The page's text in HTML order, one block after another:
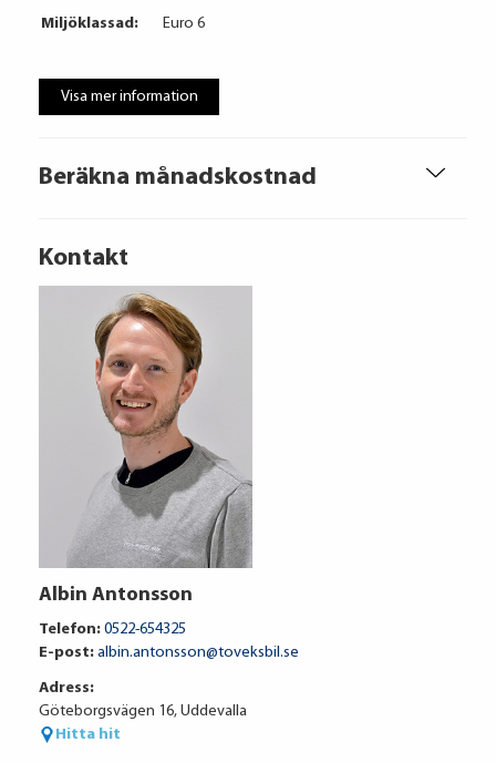
Beräkna månadskostnad
6 865 kr / mån
Ränta
Uppläggningsavgift
Administrationskostnad
Miljöklassad:
Euro 6
Visa mer information
Kontakt
Albin Antonsson
Telefon: 0522-654325
E-post: albin.antonsson@toveksbil.se
Adress:
Göteborgsvägen 16, Uddevalla
Hitta hit